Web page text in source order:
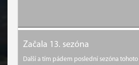
Začala 13. sezóna
Další a tím pádem poslední sezóna tohoto